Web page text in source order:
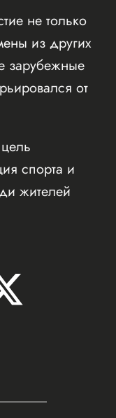
не только
из других
зарубежные
от
спорта и
жителей